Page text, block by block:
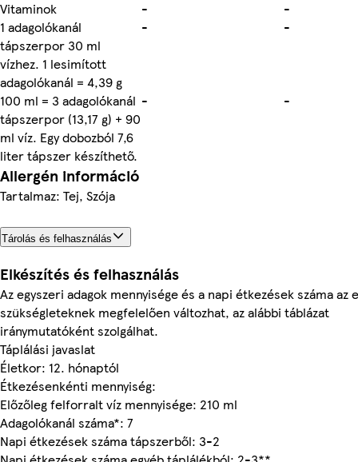
Vitaminok -
-
1 adagolókanál
tápszerpor 30 ml
vízhez. 1 lesimított
adagolókanál = 4,39 g
- -
100 ml = 3 adagolókanál
tápszerpor (13,17 g) + 90
ml víz. Egy dobozból 7,6
liter tápszer készíthető.
- -
Allergén információ
Tartalmaz: Tej, Szója
Tárolás és felhasználás
Elkészítés és felhasználás
Az egyszeri adagok mennyisége és a napi étkezések száma az
szükségleteknek megfelelően változhat, az alábbi táblázat
iránymutatóként szolgálhat.
Táplálási javaslat
Életkor: 12. hónaptól
Étkezésenkénti mennyiség:
Előzőleg felforralt víz mennyisége: 210 ml
Adagolókanál száma*: 7
Napi étkezések száma tápszerből: 3-2